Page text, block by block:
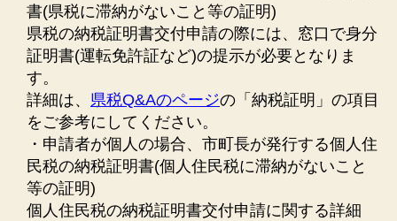
書(県税に滞納がないこと等の証明)
県税の納税証明書交付申請の際には、窓口で身分
証明書(運転免許証など)の提示が必要となりま
す。
詳細は、 県税Q&Aのページの「納税証明」の項目
をご参考にしてください。
・申請者が個人の場合、市町長が発行する個人住
民税の納税証明書(個人住民税に滞納がないこと
等の証明)
個人住民税の納税証明書交付申請に関する詳細